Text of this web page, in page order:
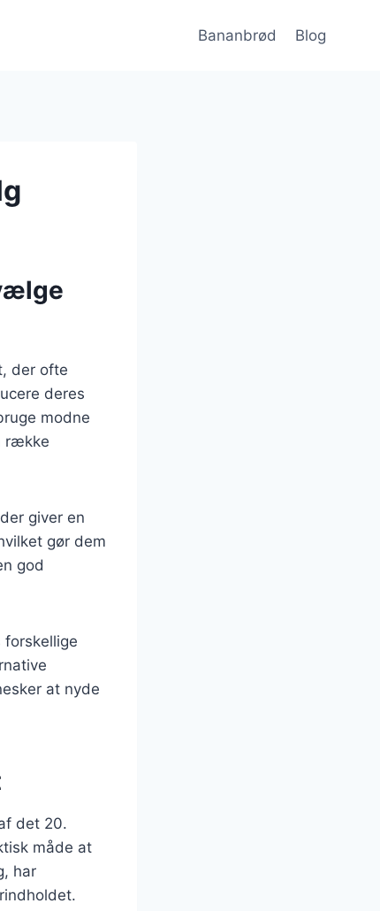
Bananbrød Blog
der ofte
deres
modne
række
giver en
gør dem
god
at nyde
det 20.
måde at
har